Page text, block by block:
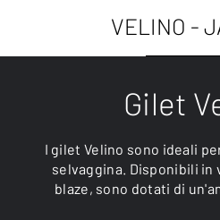
VELINO -
Gilet
I gilet Velino sono ideali
selvaggina. Disponibili in
blaze, sono dotati di